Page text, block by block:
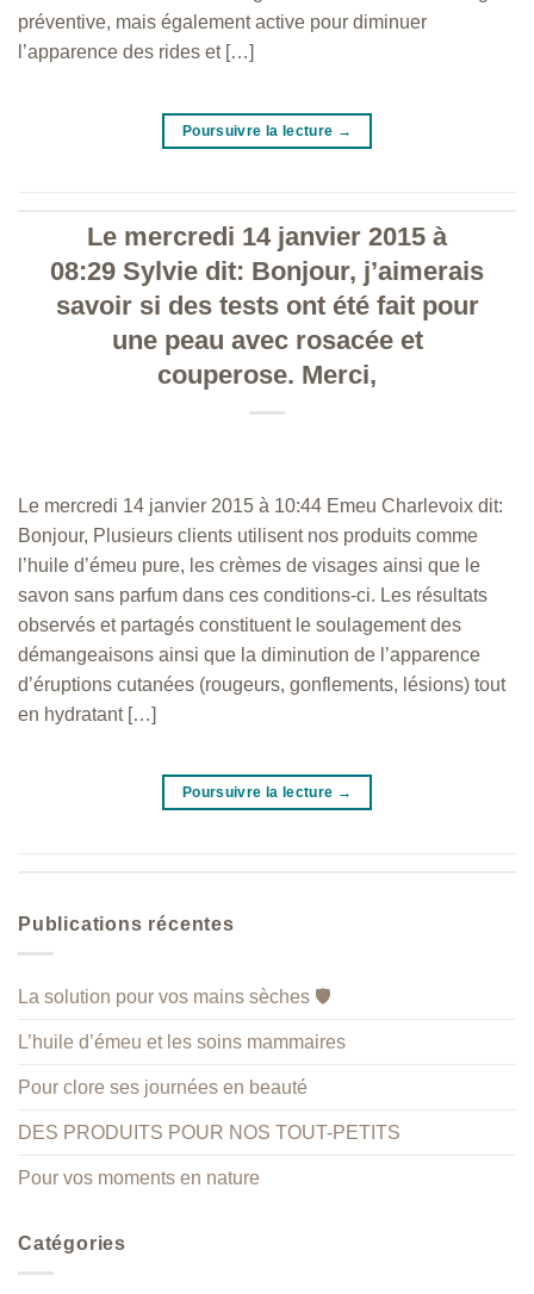
préventive, mais également active pour diminuer
l’apparence des rides et […]
Poursuivre la lecture →
Le mercredi 14 janvier 2015 à
08:29 Sylvie dit: Bonjour, j’aimerais
savoir si des tests ont été fait pour
une peau avec rosacée et
couperose. Merci,
Le mercredi 14 janvier 2015 à 10:44 Emeu Charlevoix dit:
Bonjour, Plusieurs clients utilisent nos produits comme
l’huile d’émeu pure, les crèmes de visages ainsi que le
savon sans parfum dans ces conditions-ci. Les résultats
observés et partagés constituent le soulagement des
démangeaisons ainsi que la diminution de l’apparence
d’éruptions cutanées (rougeurs, gonflements, lésions) tout
en hydratant […]
Poursuivre la lecture →
Publications récentes
La solution pour vos mains sèches 🛡️
L’huile d’émeu et les soins mammaires
Pour clore ses journées en beauté
DES PRODUITS POUR NOS TOUT-PETITS
Pour vos moments en nature
Catégories